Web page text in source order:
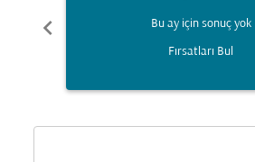
chevron_left Bu ay için sonuç yok
Fırsatları Bul